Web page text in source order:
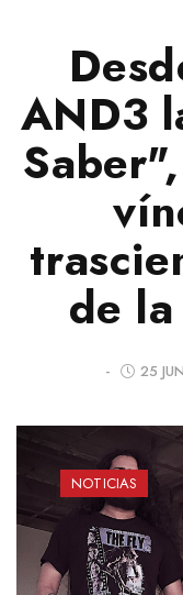
AND3
de
- 25
NOTICIAS